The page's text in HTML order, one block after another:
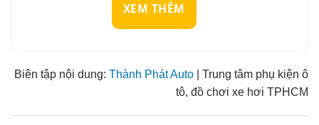
XEM THÊM
Biên tập nội dung: Thành Phát Auto | Trung tâm phụ kiện ô
tô, đồ chơi xe hơi TPHCM